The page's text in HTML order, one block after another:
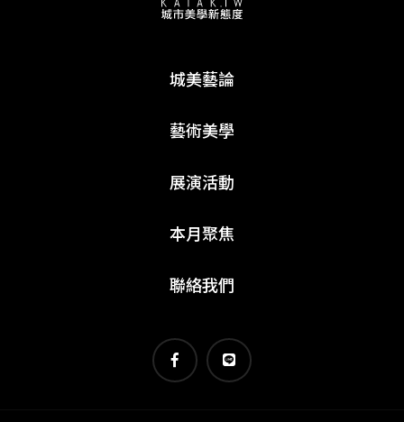
城美藝論
藝術美學
展演活動
本月聚焦
聯絡我們